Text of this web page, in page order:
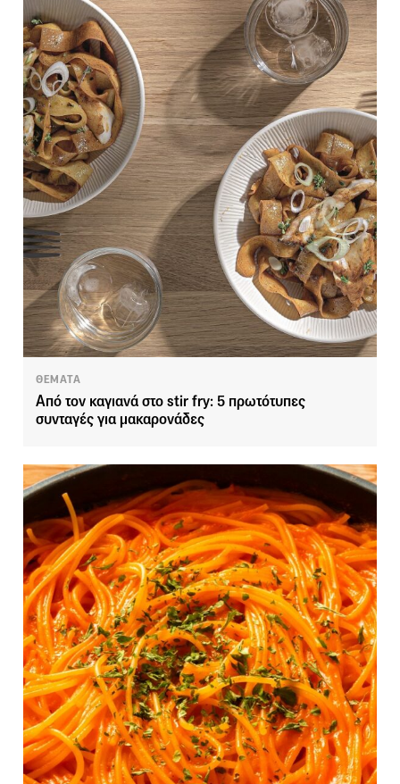
ΘΕΜΑΤΑ
Από τον καγιανά στο stir fry: 5 πρωτότυπες
συνταγές για μακαρονάδες